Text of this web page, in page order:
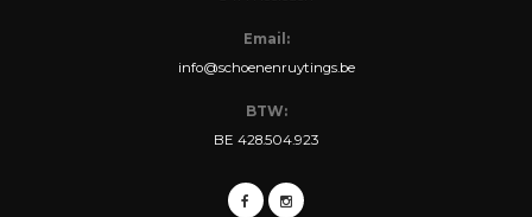
Email:
info@schoenenruytings.be
BTW:
BE 428.504.923